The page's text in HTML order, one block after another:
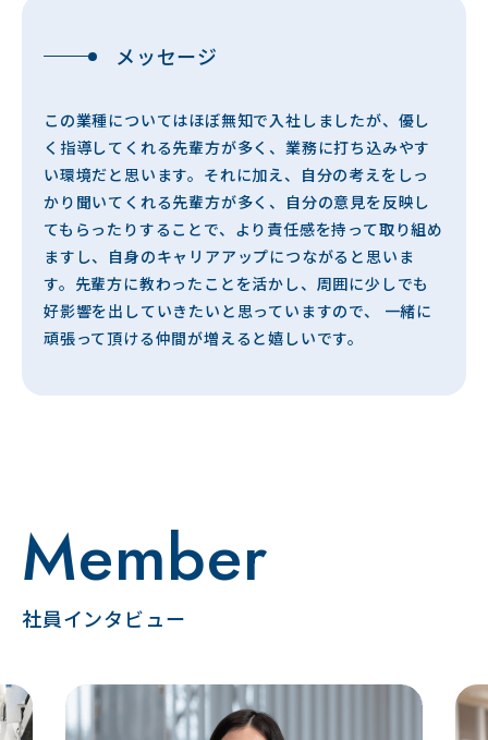
メッセージ
この業種についてはほぼ無知で入社しましたが、優し
く指導してくれる先輩方が多く、業務に打ち込みやす
い環境だと思います。それに加え、自分の考えをしっ
かり聞いてくれる先輩方が多く、自分の意見を反映し
てもらったりすることで、より責任感を持って取り組め
ますし、自身のキャリアアップにつながると思いま
す。先輩方に教わったことを活かし、周囲に少しでも
好影響を出していきたいと思っていますので、 一緒に
頑張って頂ける仲間が増えると嬉しいです。
Member
社員インタビュー